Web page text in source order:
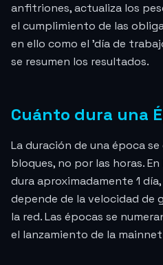
anfitriones, actualiza los
el cumplimiento de las
en ello como el 'día de
se resumen los resultados.
Cuánto dura una
La duración de una época
bloques, no por las horas.
dura aproximadamente 1
depende de la velocidad de
la red. Las épocas se
el lanzamiento de la